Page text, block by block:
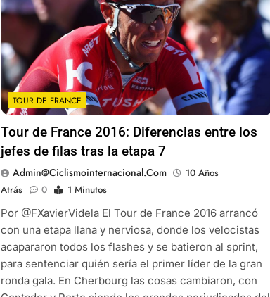
TOUR DE FRANCE
Tour de France 2016: Diferencias entre los
jefes de filas tras la etapa 7
Admin@ciclismointernacional.com
10 Años
Atrás
0
1 Minutos
Por @FXavierVidela El Tour de France 2016 arrancó
con una etapa llana y nerviosa, donde los velocistas
acapararon todos los flashes y se batieron al sprint,
para sentenciar quién sería el primer líder de la gran
ronda gala. En Cherbourg las cosas cambiaron, con